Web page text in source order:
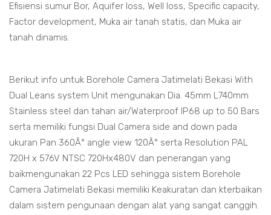
Efisiensi sumur Bor, Aquifer loss, Well loss, Specific capacity,
Factor development, Muka air tanah statis, dan Muka air
tanah dinamis.
Berikut info untuk Borehole Camera Jatimelati Bekasi With
Dual Leans system Unit mengunakan Dia. 45mm L740mm
Stainless steel dan tahan air/Waterproof IP68 up to 50 Bars
serta memiliki fungsi Dual Camera side and down pada
ukuran Pan 360Â° angle view 120Â° serta Resolution PAL
720H x 576V NTSC 720Hx480V dan penerangan yang
baikmengunakan 22 Pcs LED sehingga sistem Borehole
Camera Jatimelati Bekasi memiliki Keakuratan dan kterbaikan
dalam sistem pengunaan dengan alat yang sangat canggih.